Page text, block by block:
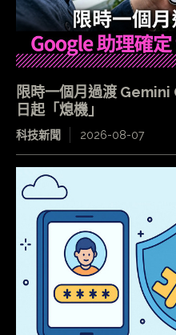
限時一個月過渡
日起「熄機」
科技新聞 2026-08-07